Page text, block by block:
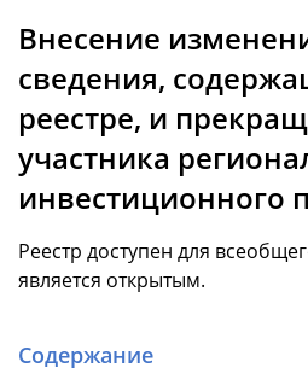
Внесение
сведения,
реестре, и
участника
инвестиционного
Реестр доступен для
является открытым.
Содержание